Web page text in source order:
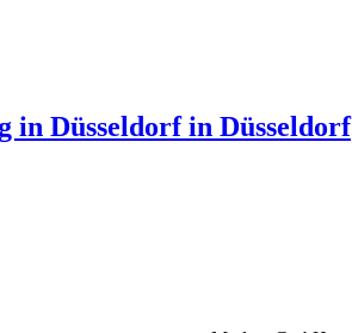
in Düsseldorf in Düsseldorf